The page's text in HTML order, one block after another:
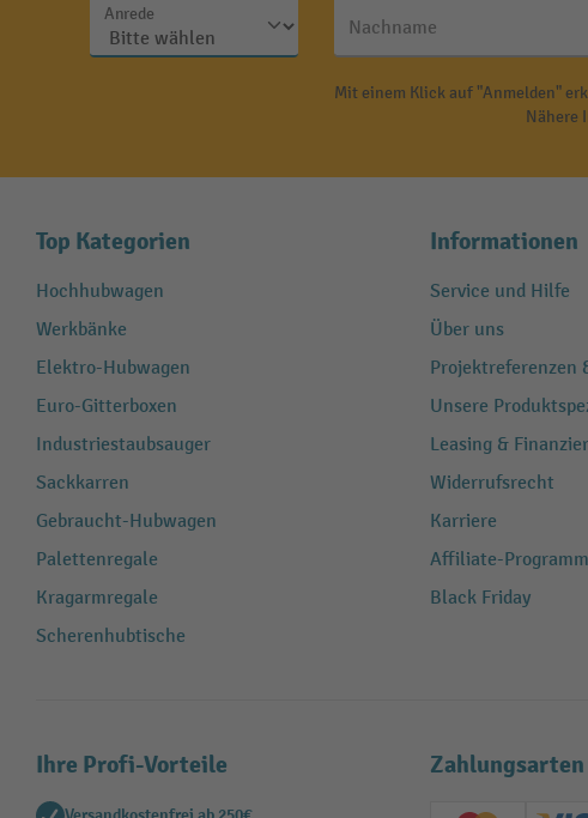
Anrede
Nachname
Mit einem Klick auf "Anmelden"
Nähere
Top Kategorien
Hochhubwagen
Werkbänke
Elektro-Hubwagen
Euro-Gitterboxen
Industriestaubsauger
Sackkarren
Gebraucht-Hubwagen
Palettenregale
Kragarmregale
Scherenhubtische
Informationen
Service und Hilfe
Über uns
Projektreferenzen
Unsere
Leasing &
Widerrufsrecht
Karriere
Affiliate-Programm
Black Friday
Ihre Profi-Vorteile Zahlungsarten